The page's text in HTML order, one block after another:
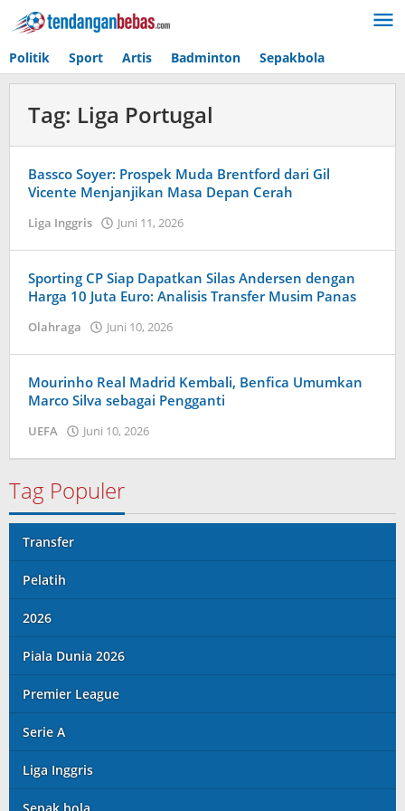
Lewati
ke
Politik Sport Artis Badminton Sepakbola
Tag: Liga Portugal
Bassco Soyer: Prospek Muda Brentford dari Gil
Vicente Menjanjikan Masa Depan Cerah
Liga Inggris Juni 11, 2026
Tampanatu
Sporting CP Siap Dapatkan Silas Andersen dengan
Harga 10 Juta Euro: Analisis Transfer Musim Panas
Olahraga Juni 10, 2026
Mourinho Real Madrid Kembali, Benfica Umumkan
Marco Silva sebagai Pengganti
UEFA Juni 10, 2026
Tag Populer
Transfer
Pelatih
2026
Piala Dunia 2026
Premier League
Serie A
Liga Inggris